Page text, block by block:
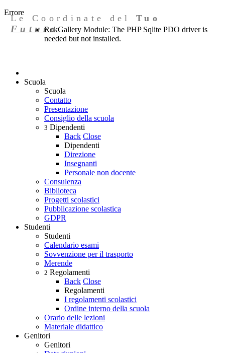
Errore
RokGallery Module: The PHP Sqlite PDO driver is
needed but not installed.
Le Coordinate delTuo
Futuro
Scuola
Scuola
Contatto
Presentazione
Consiglio della scuola
3 Dipendenti
Back Close
Dipendenti
Direzione
Insegnanti
Personale non docente
Consulenza
Biblioteca
Progetti scolastici
Pubblicazione scolastica
GDPR
Studenti
Studenti
Calendario esami
Sovvenzione per il trasporto
Merende
2 Regolamenti
Back Close
Regolamenti
I regolamenti scolastici
Ordine interno della scuola
Orario delle lezioni
Materiale didattico
Genitori
Genitori